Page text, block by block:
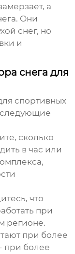
а
Они
снег, но
и
снега для
спортивных
следующие
сколько
в час или
что
при
регионе.
при более
при более